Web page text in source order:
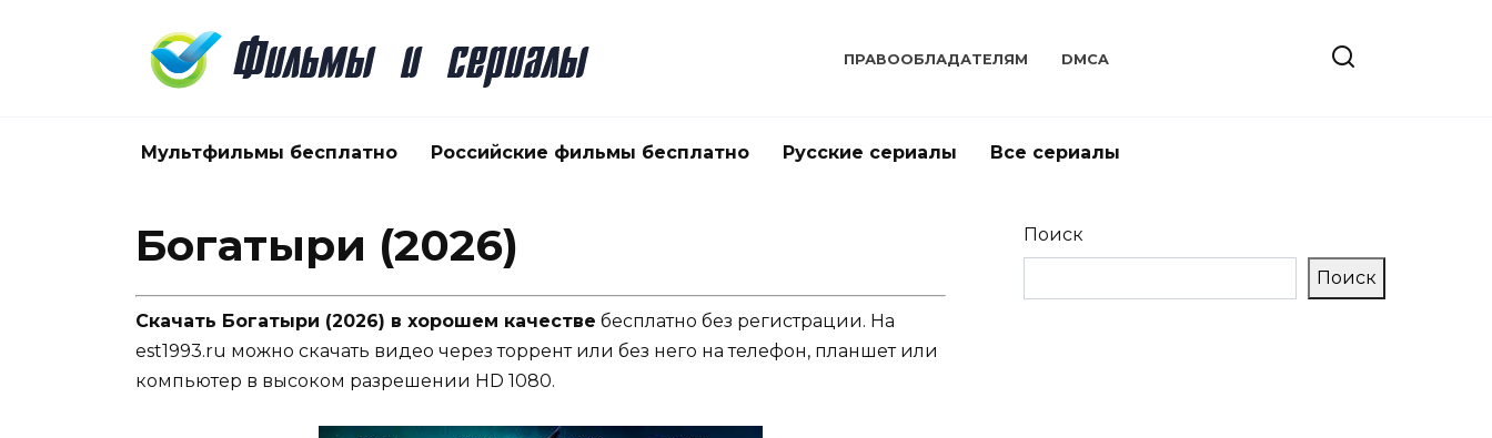
ПРАВООБЛАДАТЕЛЯМ DMCA
Мультфильмы бесплатно Российские фильмы бесплатно Русские сериалы Все сериалы
Богатыри (2026)
Скачать Богатыри (2026) в хорошем качестве бесплатно без регистрации. На
est1993.ru можно скачать видео через торрент или без него на телефон, планшет или
компьютер в высоком разрешении HD 1080.
Поиск
Поиск